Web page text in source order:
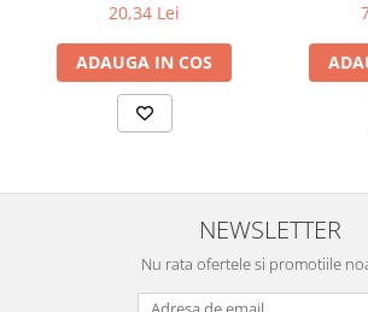
20,34 Lei
ADAUGA IN COS
NEWSLETTER
Nu rata ofertele si promotiile